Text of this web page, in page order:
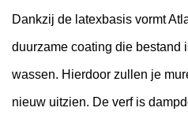
Dankzij de latexbasis vormt
duurzame coating die bestand
wassen. Hierdoor zullen je
nieuw uitzien. De verf is